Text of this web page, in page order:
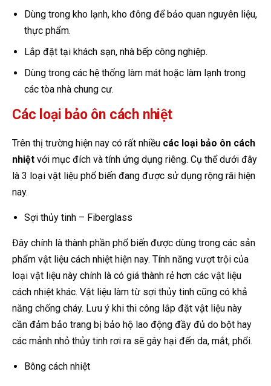
Dùng trong kho lạnh, kho đông để bảo quan nguyên liệu,
thực phẩm.
Lắp đặt tại khách sạn, nhà bếp công nghiệp.
Dùng trong các hệ thống làm mát hoặc làm lạnh trong
các tòa nhà chung cư.
Các loại bảo ôn cách nhiệt
Trên thị trường hiện nay có rất nhiều các loại bảo ôn cách
nhiệt với mục đích và tính ứng dụng riêng. Cụ thể dưới đây
là 3 loại vật liệu phổ biến đang được sử dụng rộng rãi hiện
nay.
Sợi thủy tinh – Fiberglass
Đây chính là thành phần phổ biến được dùng trong các sản
phẩm vật liệu cách nhiệt hiện nay. Tính năng vượt trội của
loại vật liệu này chính là có giá thành rẻ hơn các vật liệu
cách nhiệt khác. Vật liệu làm từ sợi thủy tinh cũng có khả
năng chống cháy. Lưu ý khi thi công lắp đặt vật liệu này
cần đảm bảo trang bị bảo hộ lao động đầy đủ do bột hay
các mảnh nhỏ thủy tinh rơi ra sẽ gây hại đến da, mắt, phổi.
Bông cách nhiệt